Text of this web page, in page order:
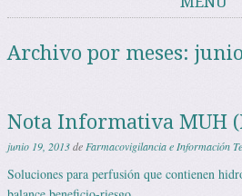
Archivo por meses:
Nota Informativa MUH
junio 19, 2013deFarmacovigilancia e Información
Soluciones para perfusión que contienen